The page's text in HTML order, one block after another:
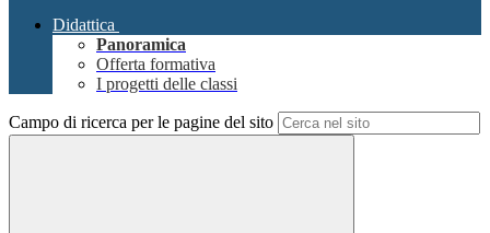
Didattica
Panoramica
Offerta formativa
I progetti delle classi
Campo di ricerca per le pagine del sito